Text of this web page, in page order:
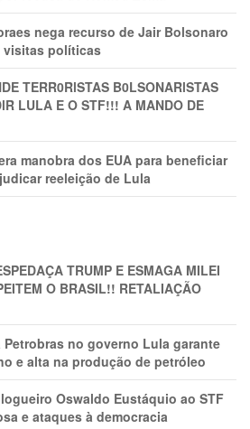
nega recurso de Jair Bolsonaro
visitas políticas
TERR0RlSTAS B0LSONARlSTAS
LULA E O STF!!! A MANDO DE
manobra dos EUA para beneficiar
reeleição de Lula
TRUMP E ESMAGA MILEI
O BRASIL!! RETALIAÇÃO
Petrobras no governo Lula garante
e alta na produção de petróleo
Oswaldo Eustáquio ao STF
e ataques à democracia